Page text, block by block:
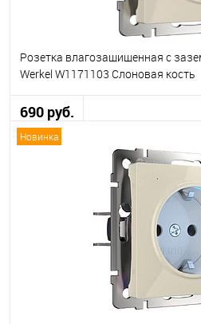
Розетка влагозащищенная с
Werkel W1171103 Слоновая кость
690 руб.
Новинка